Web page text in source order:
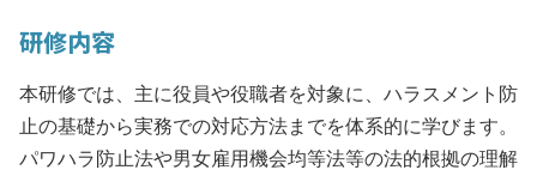
研修内容
本研修では、主に役員や役職者を対象に、ハラスメント防
止の基礎から実務での対応方法までを体系的に学びます。
パワハラ防止法や男女雇用機会均等法等の法的根拠の理解